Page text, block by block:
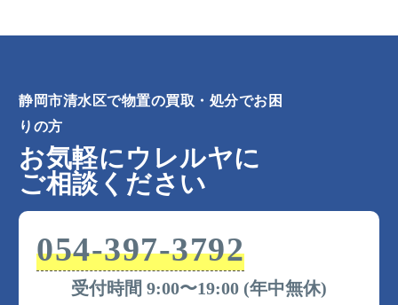
町、小島本町、尾羽、折戸、柏尾、春日、上、上清
東、北矢部、北矢部町、北脇、北脇新田、吉川、木
の下町、清地、銀座、草ケ谷、草薙、草薙一里山、
草薙北、草薙杉道、楠、楠新田、河内、港南町、小
河内、駒越、駒越北町、駒越中、駒越西、駒越東
町、駒越南町、幸町、桜が丘町、桜橋町、三光町、
茂野島、宍原、渋川、島崎町、清水町、清水村松地
西、下野東、下野緑町、承元寺町、庄福町、上力
町、新富町、新緑町、新港町、杉山、清開、増、袖
師町、高橋、高橋町、高橋南町、高山、宝町、但沼
静岡市清水区で物置の買取・処分でお困
りの方
お気軽にウレルヤに
ご相談ください
054-397-3792
受付時間 9:00〜19:00 (年中無休)